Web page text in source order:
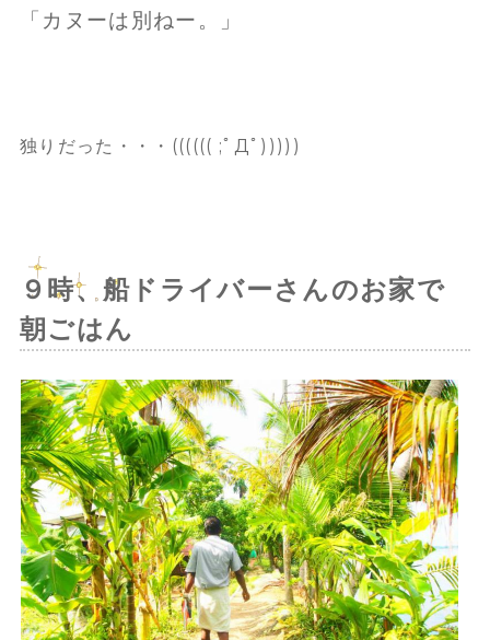
「カヌーは別ねー。」
独りだった・・・(((((( ;ﾟДﾟ)))))
９時、船ドライバーさんのお家で
朝ごはん